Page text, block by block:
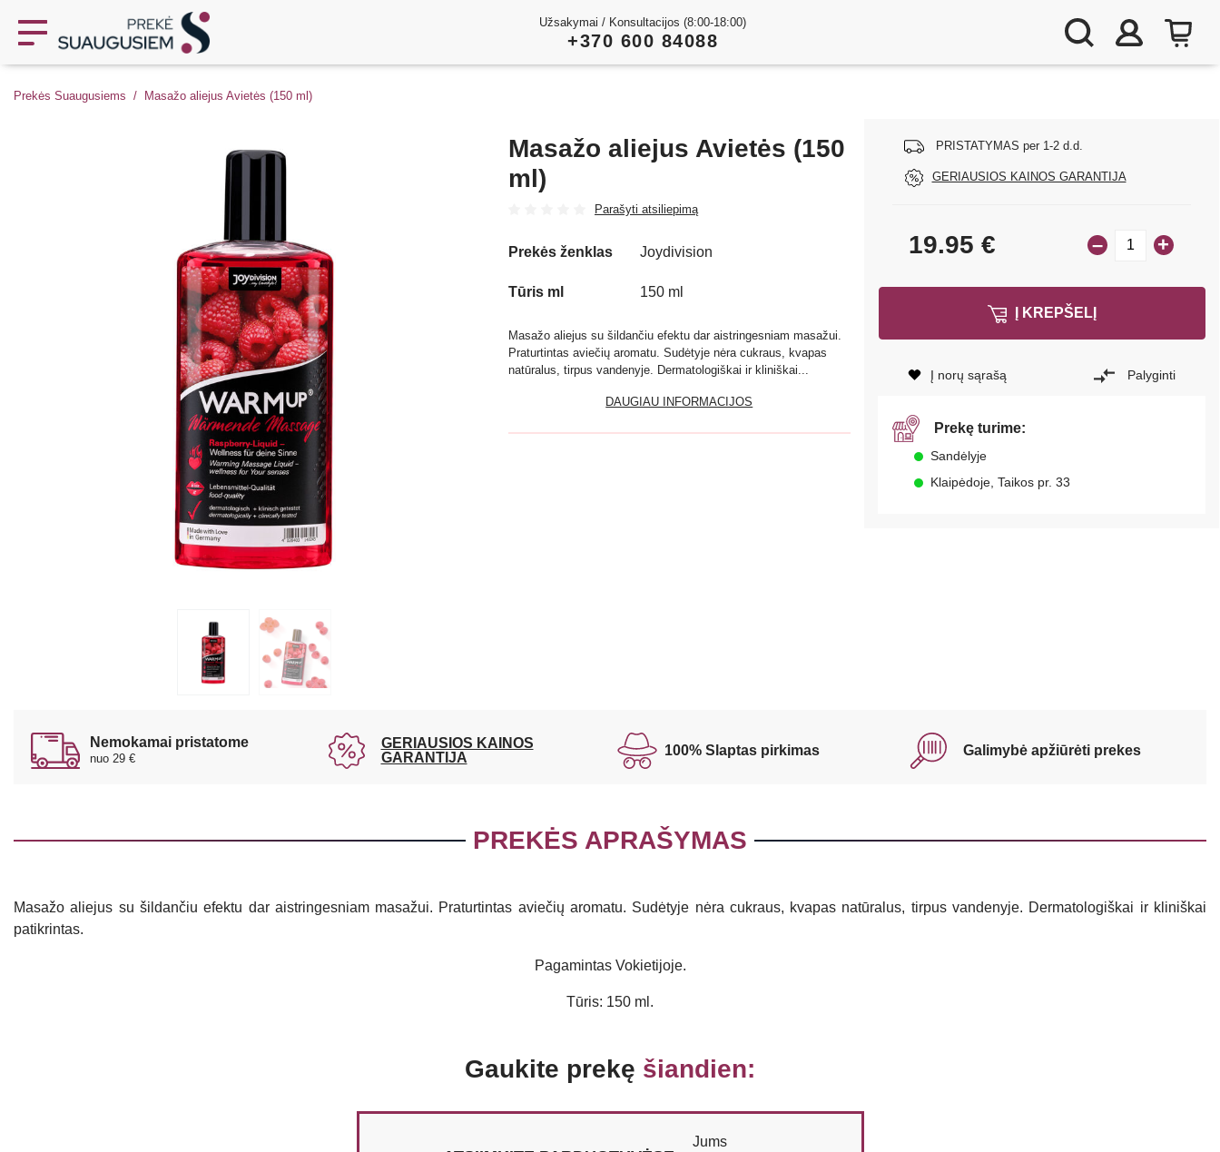
Užsakymai / Konsultacijos (8:00-18:00)
+370 600 84088
Prekės Suaugusiems Masažo aliejus Avietės (150 ml)
Masažo aliejus Avietės (150
ml)
Parašyti atsiliepimą
PRISTATYMAS per 1-2 d.d.
GERIAUSIOS KAINOS GARANTIJA
Prekės ženklas Joydivision
Tūris ml 150 ml
Masažo aliejus su šildančiu efektu dar aistringesniam masažui.
Praturtintas aviečių aromatu. Sudėtyje nėra cukraus, kvapas
natūralus, tirpus vandenyje. Dermatologiškai ir kliniškai...
DAUGIAU INFORMACIJOS
19.95 € – +
Į KREPŠELĮ
Į norų sąrašą Palyginti
Prekę turime:
Sandėlyje
Klaipėdoje, Taikos pr. 33
Nemokamai pristatome
nuo 29 €
GERIAUSIOS KAINOS
GARANTIJA
100% Slaptas pirkimas Galimybė apžiūrėti prekes
PREKĖS APRAŠYMAS
Masažo aliejus su šildančiu efektu dar aistringesniam masažui. Praturtintas aviečių aromatu. Sudėtyje nėra cukraus, kvapas natūralus, tirpus vandenyje. Dermatologiškai ir kliniškai
patikrintas.
Pagamintas Vokietijoje.
Tūris: 150 ml.
Gaukite prekę šiandien:
Jums